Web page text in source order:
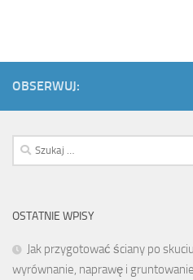
OBSERWUJ:
Szukaj:
OSTATNIE WPISY
Jak przygotować ściany po
wyrównanie, naprawę i